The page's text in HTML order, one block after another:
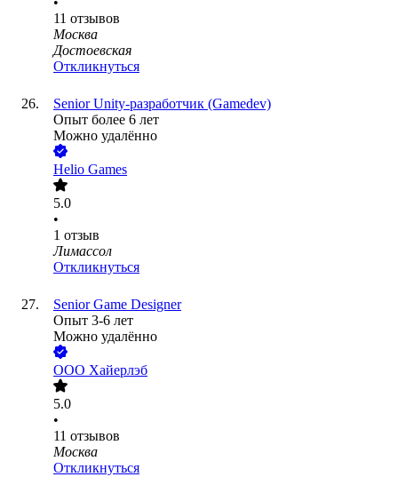
11 отзывов
Москва
Достоевская
Откликнуться
Senior Unity-разработчик (Gamedev)
Опыт более 6 лет
Можно удалённо
Helio Games
5.0
•
1 отзыв
Лимассол
Откликнуться
Senior Game Designer
Опыт 3-6 лет
Можно удалённо
ООО Хайерлэб
5.0
•
11 отзывов
Москва
Откликнуться